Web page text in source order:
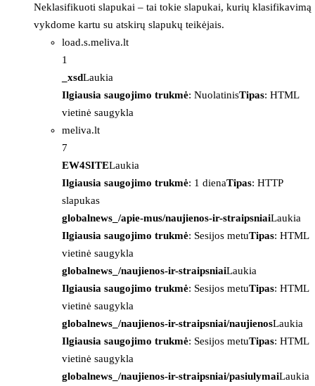
Neklasifikuoti slapukai – tai tokie slapukai, kurių klasifikavimą
vykdome kartu su atskirų slapukų teikėjais.
load.s.meliva.lt
1
_xsdLaukia
Ilgiausia saugojimo trukmė: NuolatinisTipas: HTML
vietinė saugykla
meliva.lt
7
EW4SITELaukia
Ilgiausia saugojimo trukmė: 1 dienaTipas: HTTP
slapukas
globalnews_/apie-mus/naujienos-ir-straipsniaiLaukia
Ilgiausia saugojimo trukmė: Sesijos metuTipas: HTML
vietinė saugykla
globalnews_/naujienos-ir-straipsniaiLaukia
Ilgiausia saugojimo trukmė: Sesijos metuTipas: HTML
vietinė saugykla
globalnews_/naujienos-ir-straipsniai/naujienosLaukia
Ilgiausia saugojimo trukmė: Sesijos metuTipas: HTML
vietinė saugykla
globalnews_/naujienos-ir-straipsniai/pasiulymaiLaukia